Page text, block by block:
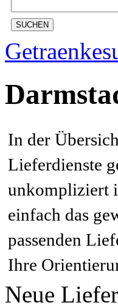
SUCHEN
In der
Lieferdienste
unkompliziert
einfach das
passenden
Ihre
Neue